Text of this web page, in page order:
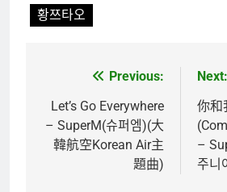
황쯔타오
章
導
Previous:
Let’s Go Everywhere
– SuperM(슈퍼엠)(大
韓航空Korean Air主
題曲)
Next:
你和
–
주니